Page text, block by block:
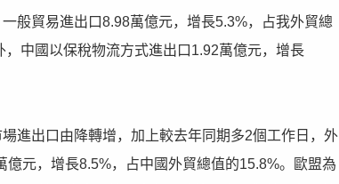
般貿易進出口8.98萬億元，增長5.3%，占我外貿總
中國以保稅物流方式進出口1.92萬億元，增長
進出口由降轉增，加上較去年同期多2個工作日，外
元，增長8.5%，占中國外貿總值的15.8%。歐盟為